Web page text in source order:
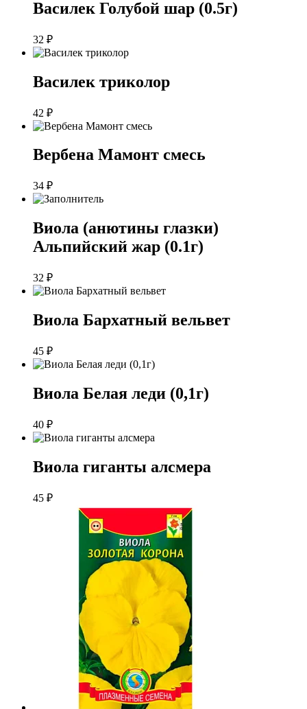
Василек Голубой шар (0.5г)
32 ₽
Василек триколор
42 ₽
Вербена Мамонт смесь
34 ₽
Виола (анютины глазки)
Альпийский жар (0.1г)
32 ₽
Виола Бархатный вельвет
45 ₽
Виола Белая леди (0,1г)
40 ₽
Виола гиганты алсмера
45 ₽